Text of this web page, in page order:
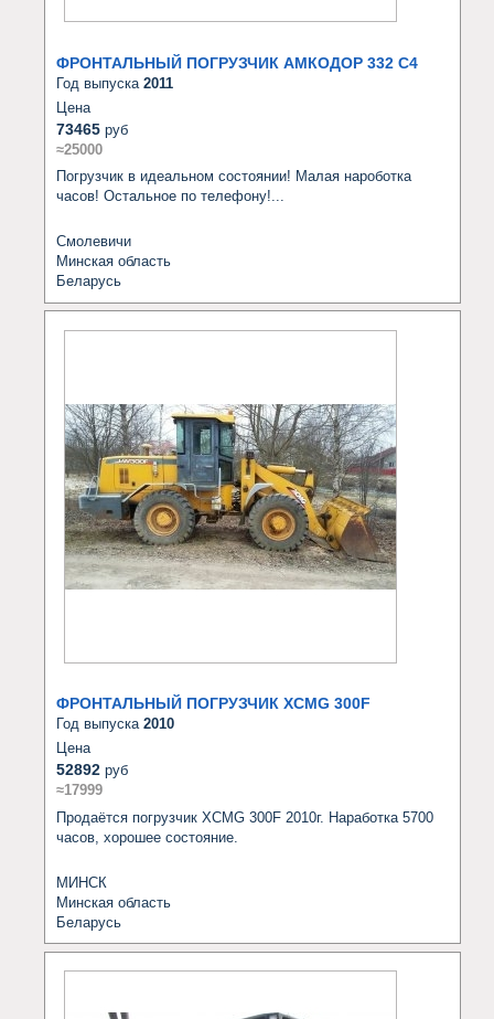
ФРОНТАЛЬНЫЙ ПОГРУЗЧИК АМКОДОР 332 С4
Год выпуска 2011
Цена
73465 руб
≈25000
Погрузчик в идеальном состоянии! Малая нароботка
часов! Остальное по телефону!...
Смолевичи
Минская область
Беларусь
ФРОНТАЛЬНЫЙ ПОГРУЗЧИК XCMG 300F
Год выпуска 2010
Цена
52892 руб
≈17999
Продаётся погрузчик XCMG 300F 2010г. Наработка 5700
часов, хорошее состояние.
МИНСК
Минская область
Беларусь